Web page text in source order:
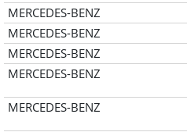
MERCEDES-BENZ
MERCEDES-BENZ
MERCEDES-BENZ
MERCEDES-BENZ
MERCEDES-BENZ